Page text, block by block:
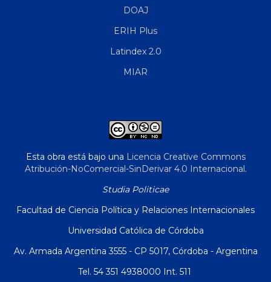
DOAJ
ERIH Plus
Latindex 2.0
MIAR
Esta obra está bajo una Licencia Creative Commons
Atribución-NoComercial-SinDerivar 4.0 Internacional.
Studia Politicae
Facultad de Ciencia Política y Relaciones Internacionales
Universidad Católica de Córdoba
Av. Armada Argentina 3555 - CP 5017, Córdoba - Argentina
Tel. 54 351 4938000 Int. 511